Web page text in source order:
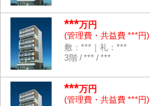
***万円
(管理費・共益費 ***円)
敷：***｜礼：***
3階 / *** / ***
***万円
(管理費・共益費 ***円)